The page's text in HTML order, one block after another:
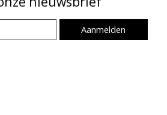
Aanmelden